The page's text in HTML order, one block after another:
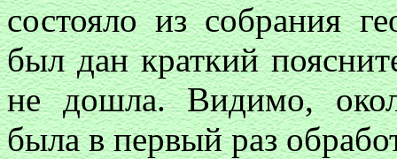
состояло из собрания
был дан краткий
не дошла. Видимо,
была в первый раз